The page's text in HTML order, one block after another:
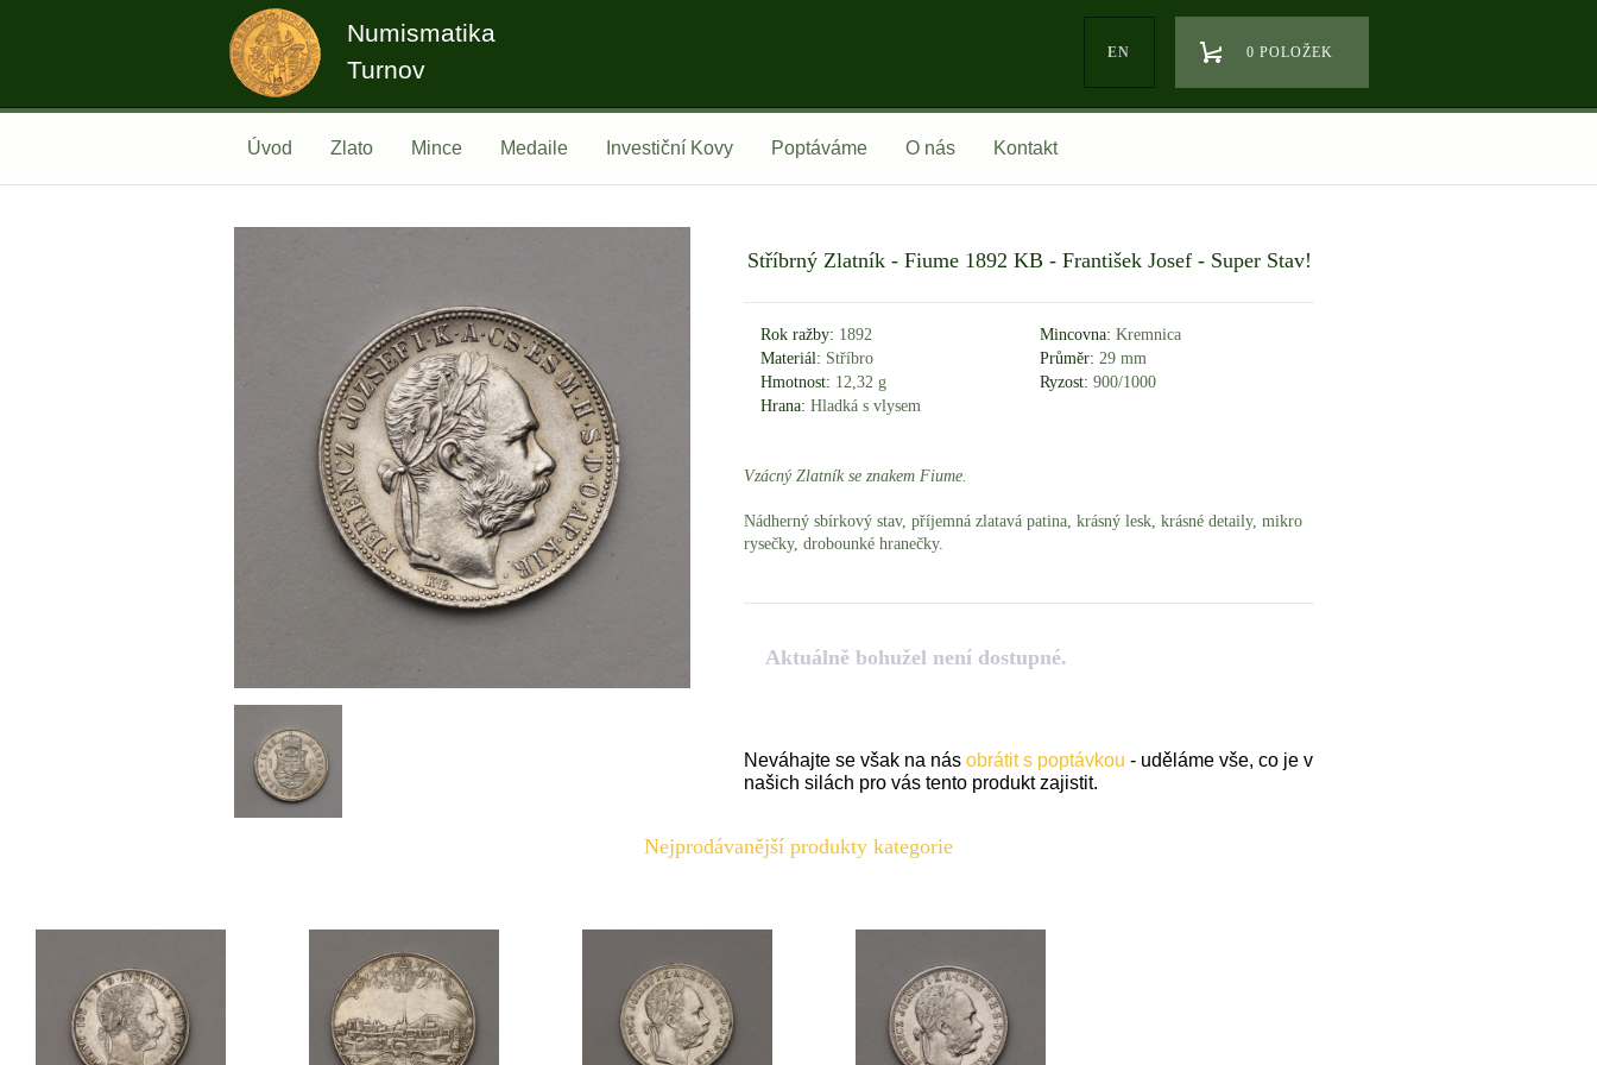
Numismatika
Turnov
EN 0 POLOŽEK
Úvod Zlato Mince Medaile Investiční Kovy Poptáváme O nás Kontakt
Stříbrný Zlatník - Fiume 1892 KB - František Josef - Super Stav!
Rok ražby: 1892 Mincovna: Kremnica
Materiál: Stříbro Průměr: 29 mm
Hmotnost: 12,32 g Ryzost: 900/1000
Hrana: Hladká s vlysem
Vzácný Zlatník se znakem Fiume.
Nádherný sbírkový stav, příjemná zlatavá patina, krásný lesk, krásné detaily, mikro
rysečky, drobounké hranečky.
Aktuálně bohužel není dostupné.
Neváhajte se však na nás obrátit s poptávkou - uděláme vše, co je v
našich silách pro vás tento produkt zajistit.
Nejprodávanější produkty kategorie